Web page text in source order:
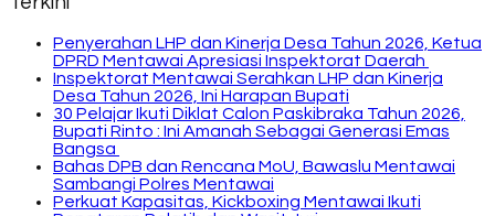
Penyerahan LHP dan Kinerja Desa Tahun 2026, Ketua
DPRD Mentawai Apresiasi Inspektorat Daerah
Inspektorat Mentawai Serahkan LHP dan Kinerja
Desa Tahun 2026, Ini Harapan Bupati
30 Pelajar Ikuti Diklat Calon Paskibraka Tahun 2026,
Bupati Rinto : Ini Amanah Sebagai Generasi Emas
Bangsa
Bahas DPB dan Rencana MoU, Bawaslu Mentawai
Sambangi Polres Mentawai
Perkuat Kapasitas, Kickboxing Mentawai Ikuti